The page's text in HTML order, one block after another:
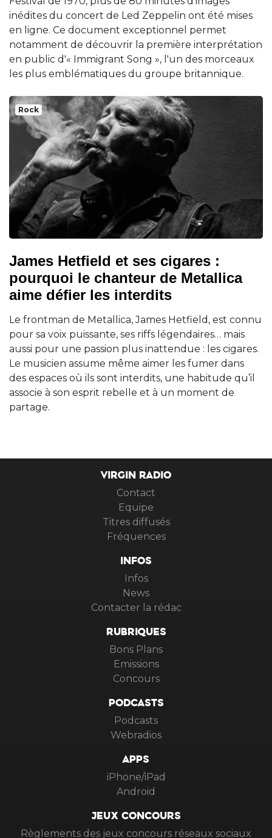
inédites du concert de Led Zeppelin ont été mises
en ligne. Ce document exceptionnel permet
notamment de découvrir la première interprétation
en public d'« Immigrant Song », l'un des morceaux
les plus emblématiques du groupe britannique.
Rock
James Hetfield et ses cigares :
pourquoi le chanteur de Metallica
aime défier les interdits
Le frontman de Metallica, James Hetfield, est connu
pour sa voix puissante, ses riffs légendaires… mais
aussi pour une passion plus inattendue : les cigares.
Le musicien assume même aimer les fumer dans
des espaces où ils sont interdits, une habitude qu’il
associe à son esprit rebelle et à un moment de
partage.
VIRGIN RADIO
Contact
Equipe
Titres diffusés
Fréquences
INFOS
Infos
News
Contacter la rédac
RUBRIQUES
Bons Plans
Emissions
Concours
PODCASTS
Podcasts
Webradios
APPS
iPhone/iPad
Android
JEUX CONCOURS
Règlements des jeux concours réseaux sociaux